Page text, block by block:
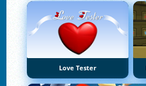
Love Tester